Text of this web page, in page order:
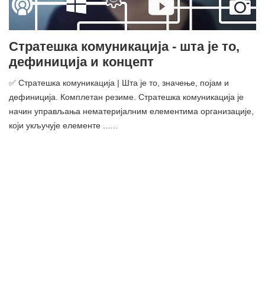
Стратешка комуникација - шта је то,
дефиниција и концепт
✅ Стратешка комуникација | Шта је то, значење, појам и
дефиниција. Комплетан резиме. Стратешка комуникација је
начин управљања нематеријалним елементима организације,
који укључује елементе ...…